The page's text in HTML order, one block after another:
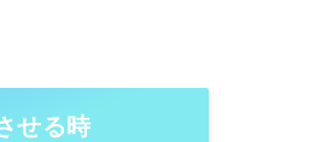
せる時